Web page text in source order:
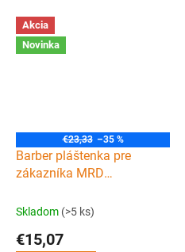
Akcia
Novinka
€23,33 –35 %
Barber pláštenka pre
zákazníka MRD
Black 2
Skladom (>5 ks)
€15,07